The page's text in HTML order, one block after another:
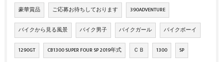
豪華賞品 ご応募お待ちしております 390ADVENTURE
バイクから見る風景 バイク男子 バイクガール バイクボーイ
1290GT CB1300 SUPER FOUR SP 2019年式 ＣＢ 1300 SP